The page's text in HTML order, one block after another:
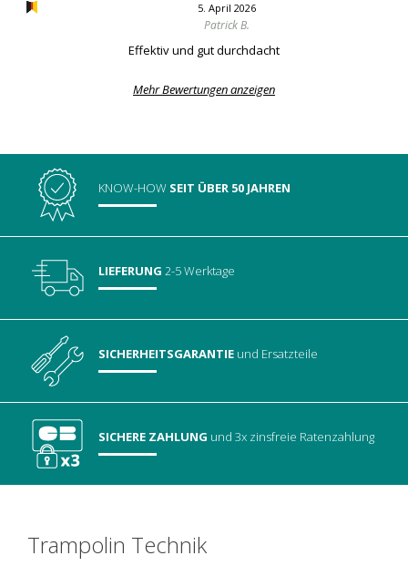
5. April 2026
Patrick B.
Effektiv und gut durchdacht
Mehr Bewertungen anzeigen
KNOW-HOW SEIT ÜBER 50 JAHREN
LIEFERUNG 2-5 Werktage
SICHERHEITSGARANTIE und Ersatzteile
SICHERE ZAHLUNG und 3x zinsfreie Ratenzahlung
Trampolin Technik